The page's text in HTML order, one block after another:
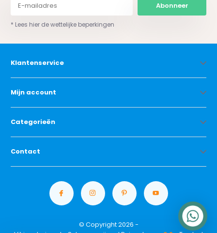
Abonneer
* Lees hier de wettelijke beperkingen
Klantenservice
Mijn account
Categorieën
Contact
© Copyright 2026 -